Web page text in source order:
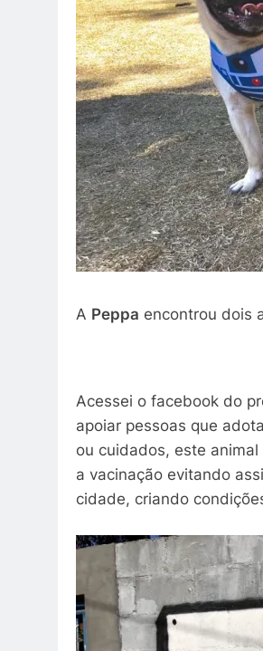
A Peppa encontrou dois
Acessei o facebook do
apoiar pessoas que
ou cuidados, este
a vacinação evitando
cidade, criando